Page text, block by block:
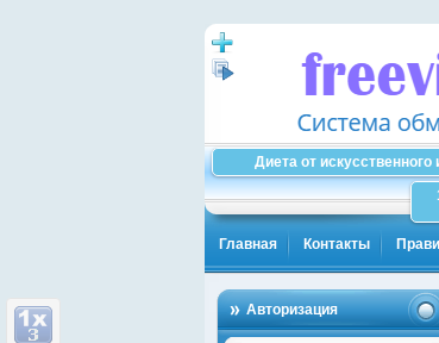
Диета от искусственного
Главная Контакты
Авторизация